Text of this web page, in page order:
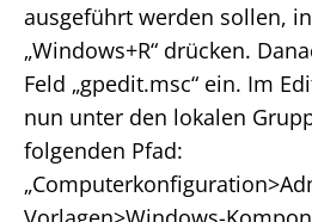
ausgeführt werden sollen,
„Windows+R“ drücken.
Feld „gpedit.msc“ ein. Im
nun unter den lokalen
folgenden Pfad: